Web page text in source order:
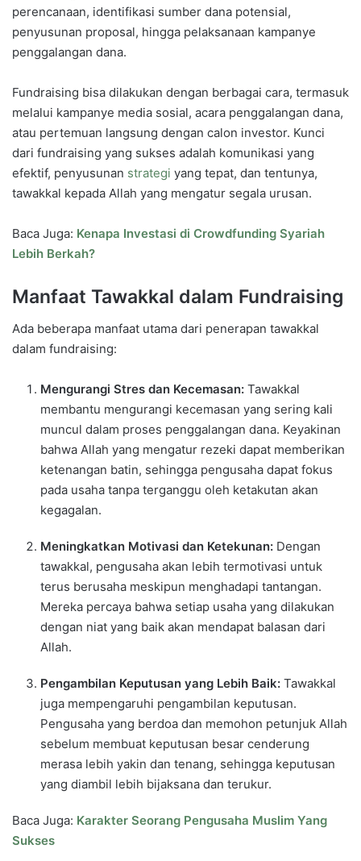
perencanaan, identifikasi sumber dana potensial,
penyusunan proposal, hingga pelaksanaan kampanye
penggalangan dana.
Fundraising bisa dilakukan dengan berbagai cara, termasuk
melalui kampanye media sosial, acara penggalangan dana,
atau pertemuan langsung dengan calon investor. Kunci
dari fundraising yang sukses adalah komunikasi yang
efektif, penyusunan strategi yang tepat, dan tentunya,
tawakkal kepada Allah yang mengatur segala urusan.
Baca Juga: Kenapa Investasi di Crowdfunding Syariah
Lebih Berkah?
Manfaat Tawakkal dalam Fundraising
Ada beberapa manfaat utama dari penerapan tawakkal
dalam fundraising:
Mengurangi Stres dan Kecemasan: Tawakkal
membantu mengurangi kecemasan yang sering kali
muncul dalam proses penggalangan dana. Keyakinan
bahwa Allah yang mengatur rezeki dapat memberikan
ketenangan batin, sehingga pengusaha dapat fokus
pada usaha tanpa terganggu oleh ketakutan akan
kegagalan.
Meningkatkan Motivasi dan Ketekunan: Dengan
tawakkal, pengusaha akan lebih termotivasi untuk
terus berusaha meskipun menghadapi tantangan.
Mereka percaya bahwa setiap usaha yang dilakukan
dengan niat yang baik akan mendapat balasan dari
Allah.
Pengambilan Keputusan yang Lebih Baik: Tawakkal
juga mempengaruhi pengambilan keputusan.
Pengusaha yang berdoa dan memohon petunjuk Allah
sebelum membuat keputusan besar cenderung
merasa lebih yakin dan tenang, sehingga keputusan
yang diambil lebih bijaksana dan terukur.
Baca Juga: Karakter Seorang Pengusaha Muslim Yang
Sukses